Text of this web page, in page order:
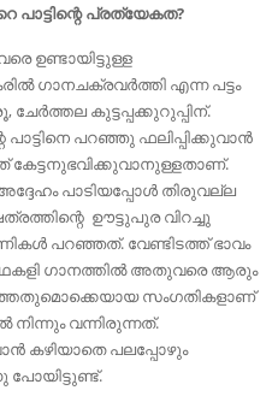
പാട്ടിന്റെ പ്രത്യേകത?
ഉണ്ടായിട്ടുള്ള
ഗാനചക്രവര്‍ത്തി എന്ന പട്ടം
ചേര്‍ത്തല കുട്ടപ്പക്കുറുപ്പിന്.
പാട്ടിനെ പറഞ്ഞു ഫലിപ്പിക്കുവാന്‍
കേട്ടനുഭവിക്കുവാനുള്ളതാണ്.
പാടിയപ്പോള്‍ തിരുവല്ല
ഊട്ടുപുര വിറച്ചു
പറഞ്ഞത്. വേണ്ടിടത്ത് ഭാവം
ഗാനത്തില്‍ അതുവരെ ആരും
സംഗതികളാണ്
വന്നിരുന്നത്.
കഴിയാതെ പലപ്പോഴും
പോയിട്ടുണ്ട്.